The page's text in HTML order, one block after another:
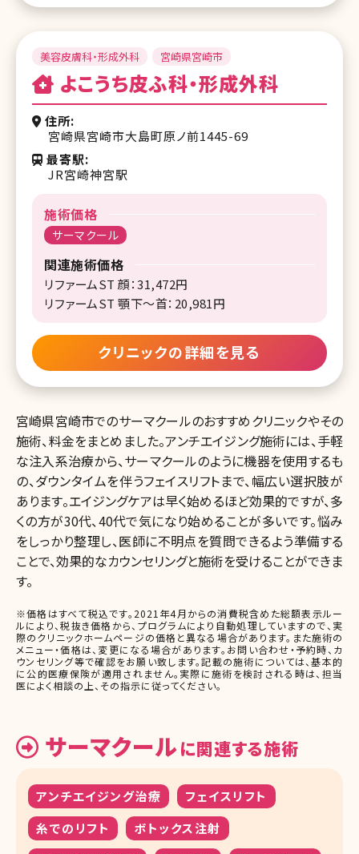
美容皮膚科・形成外科 宮崎県宮崎市
よこうち皮ふ科・形成外科
住所
宮崎県宮崎市大島町原ノ前1445-69
最寄駅
JR宮崎神宮駅
施術価格
サーマクール
関連施術価格
リファームST 顔：31,472円
リファームST 顎下〜首：20,981円
クリニックの詳細を見る
宮崎県宮崎市でのサーマクールのおすすめクリニックやその
施術、料金をまとめました。アンチエイジング施術には、手軽
な注入系治療から、サーマクールのように機器を使用するも
の、ダウンタイムを伴うフェイスリフトまで、幅広い選択肢が
あります。エイジングケアは早く始めるほど効果的ですが、多
くの方が30代、40代で気になり始めることが多いです。悩み
をしっかり整理し、医師に不明点を質問できるよう準備する
ことで、効果的なカウンセリングと施術を受けることができま
す。
※価格はすべて税込です。2021年4月からの消費税含めた総額表示ルー
ルにより、税抜き価格から、プログラムにより自動処理していますので、実
際のクリニックホームページの価格と異なる場合があります。また施術の
メニュー・価格は、変更になる場合があります。お問い合わせ・予約時、カ
ウンセリング等で確認をお願い致します。記載の施術については、基本的
に公的医療保険が適用されません。実際に施術を検討される時は、担当
医によく相談の上、その指示に従ってください。
サーマクールに関連する施術
アンチエイジング治療
フェイスリフト
糸でのリフト
ボトックス注射